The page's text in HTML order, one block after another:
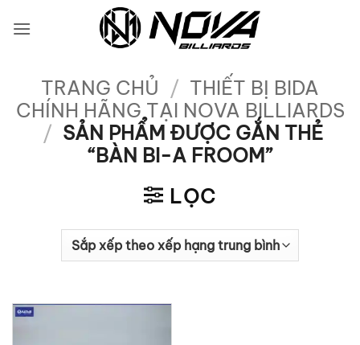
qua
TRANG CHỦ / THIẾT BỊ BIDA
CHÍNH HÃNG TẠI NOVA BILLIARDS
/ SẢN PHẨM ĐƯỢC GẮN THẺ
“BÀN BI-A FROOM”
LỌC